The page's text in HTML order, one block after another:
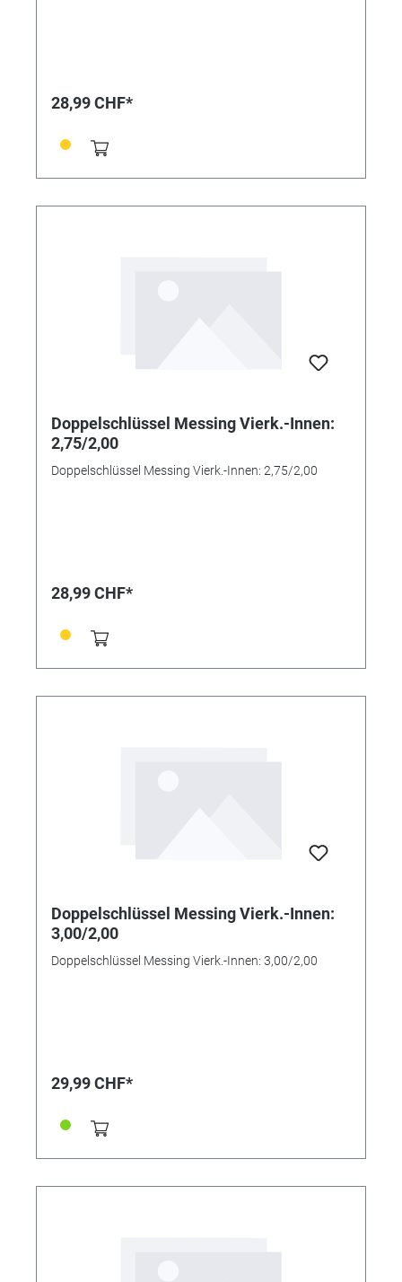
28,99 CHF*
Doppelschlüssel Messing Vierk.-Innen:
2,75/2,00
Doppelschlüssel Messing Vierk.-Innen: 2,75/2,00
28,99 CHF*
Doppelschlüssel Messing Vierk.-Innen:
3,00/2,00
Doppelschlüssel Messing Vierk.-Innen: 3,00/2,00
29,99 CHF*